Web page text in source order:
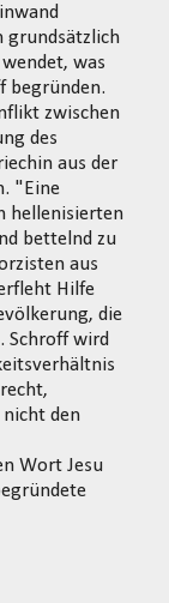
grundsätzlich
was
begründen.
zwischen
des
aus der
"Eine
hellenisierten
bettelnd zu
aus
Hilfe
die
Schroff wird
nicht den
Wort Jesu